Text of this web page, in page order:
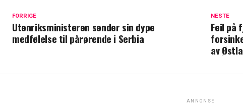
NESTE
Feil på
av
FORRIGE
Utenriksministeren sender sin dype
medfølelse til pårørende i Serbia
ANNONSE